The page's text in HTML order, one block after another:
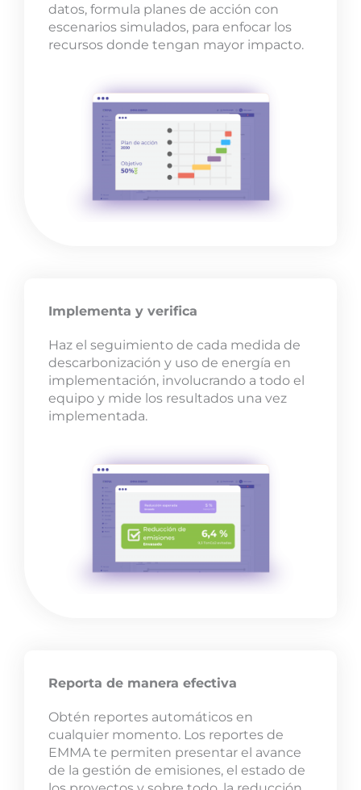
datos, formula planes de acción con
escenarios simulados, para enfocar los
recursos donde tengan mayor impacto.
Implementa y verifica
Haz el seguimiento de cada medida de
descarbonización y uso de energía en
implementación, involucrando a todo el
equipo y mide los resultados una vez
implementada.
Reporta de manera efectiva
Obtén reportes automáticos en
cualquier momento. Los reportes de
EMMA te permiten presentar el avance
de la gestión de emisiones, el estado de